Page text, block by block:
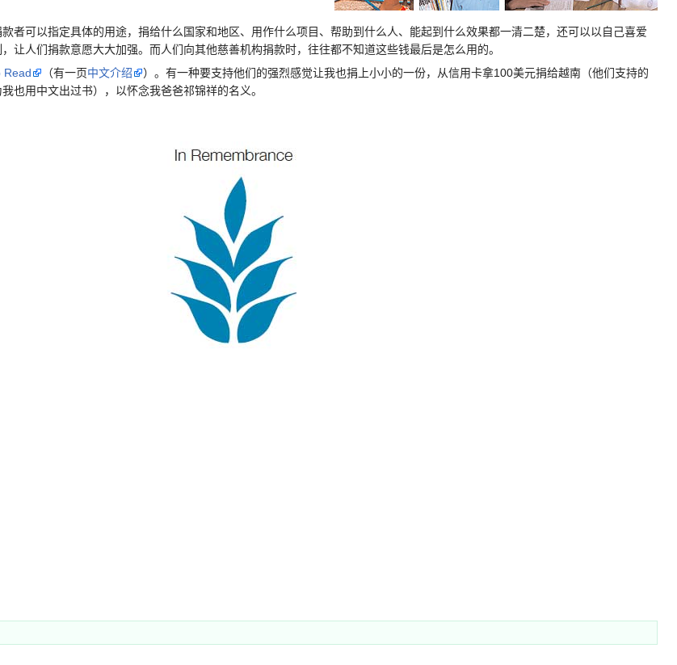
可以指定具体的用途，捐给什么国家和地区、用作什么项目、帮助到什么人、能起到什么效果都一清二楚，还可以以自己喜爱
让人们捐款意愿大大加强。而人们向其他慈善机构捐款时，往往都不知道这些钱最后是怎么用的。
Read （有一页中文介绍
）。有一种要支持他们的强烈感觉让我也捐上小小的一份，从信用卡拿100美元捐给越南（他们支持的
也用中文出过书），以怀念我爸爸祁锦祥的名义。